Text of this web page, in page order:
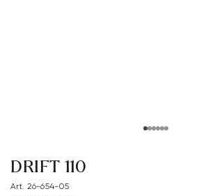
DRIFT 110
Art. 26-654-05